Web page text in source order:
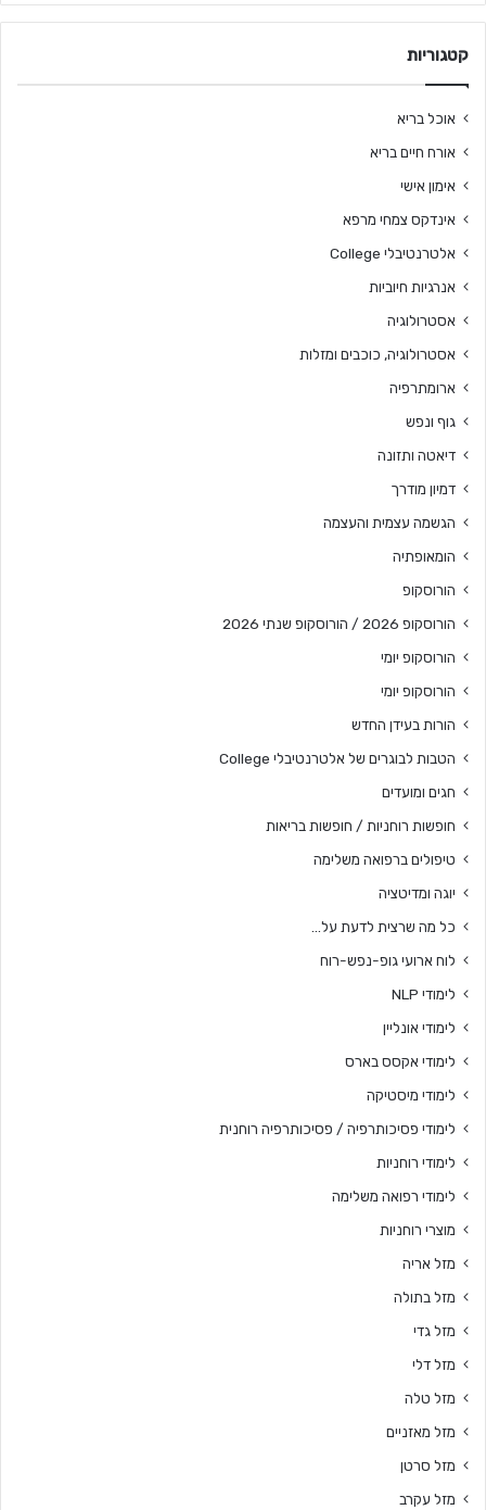
קטגוריות
אוכל בריא
אורח חיים בריא
אימון אישי
אינדקס צמחי מרפא
אלטרנטיבלי College
אנרגיות חיוביות
אסטרולוגיה
אסטרולוגיה, כוכבים ומזלות
ארומתרפיה
גוף ונפש
דיאטה ותזונה
דמיון מודרך
הגשמה עצמית והעצמה
הומאופתיה
הורוסקופ
הורוסקופ 2026 / הורוסקופ שנתי 2026
הורוסקופ יומי
הורוסקופ יומי
הורות בעידן החדש
הטבות לבוגרים של אלטרנטיבלי College
חגים ומועדים
חופשות רוחניות / חופשות בריאות
טיפולים ברפואה משלימה
יוגה ומדיטציה
כל מה שרצית לדעת על…
לוח ארועי גופ-נפש-רוח
לימודי NLP
לימודי אונליין
לימודי אקסס בארס
לימודי מיסטיקה
לימודי פסיכותרפיה / פסיכותרפיה רוחנית
לימודי רוחניות
לימודי רפואה משלימה
מוצרי רוחניות
מזל אריה
מזל בתולה
מזל גדי
מזל דלי
מזל טלה
מזל מאזניים
מזל סרטן
מזל עקרב